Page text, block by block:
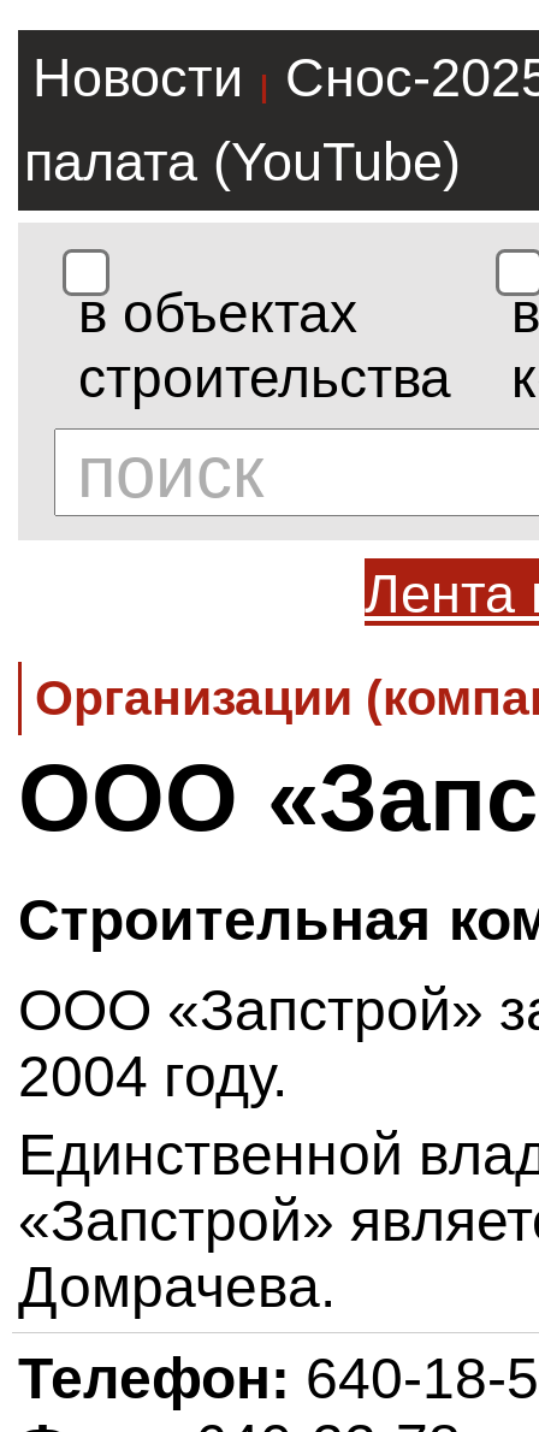
Новости |
Снос-
палата (YouTube)
в объектах
строительства
в
Лента
Организации
ООО
Строительная
ООО «Запстрой»
2004 году.
Единственной
«Запстрой»
Домрачева.
Телефон: 640-18-